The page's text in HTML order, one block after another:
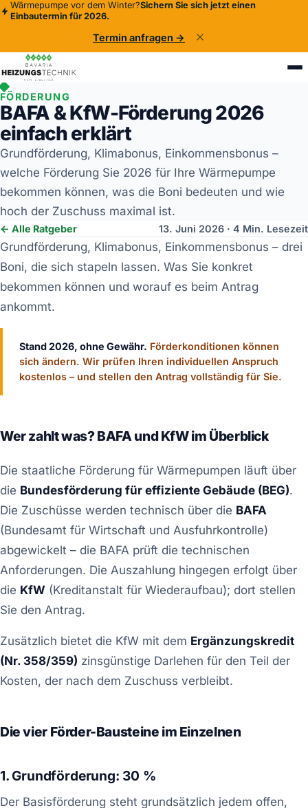
Wärmepumpe vor dem Winter?Sichern Sie sich jetzt einen
Einbautermin für 2026.
Termin anfragen →
FÖRDERUNG
BAFA & KfW-Förderung 2026
einfach erklärt
Grundförderung, Klimabonus, Einkommensbonus –
welche Förderung Sie 2026 für Ihre Wärmepumpe
bekommen können, was die Boni bedeuten und wie
hoch der Zuschuss maximal ist.
← Alle Ratgeber 13. Juni 2026 · 4 Min. Lesezeit
Grundförderung, Klimabonus, Einkommensbonus – drei
Boni, die sich stapeln lassen. Was Sie konkret
bekommen können und worauf es beim Antrag
ankommt.
Stand 2026, ohne Gewähr. Förderkonditionen können
sich ändern. Wir prüfen Ihren individuellen Anspruch
kostenlos – und stellen den Antrag vollständig für Sie.
Wer zahlt was? BAFA und KfW im Überblick
Die staatliche Förderung für Wärmepumpen läuft über
die Bundesförderung für effiziente Gebäude (BEG).
Die Zuschüsse werden technisch über die BAFA
(Bundesamt für Wirtschaft und Ausfuhrkontrolle)
abgewickelt – die BAFA prüft die technischen
Anforderungen. Die Auszahlung hingegen erfolgt über
die KfW (Kreditanstalt für Wiederaufbau); dort stellen
Sie den Antrag.
Zusätzlich bietet die KfW mit dem Ergänzungskredit
(Nr. 358/359) zinsgünstige Darlehen für den Teil der
Kosten, der nach dem Zuschuss verbleibt.
Die vier Förder-Bausteine im Einzelnen
1. Grundförderung: 30 %
Der Basisförderung steht grundsätzlich jedem offen,